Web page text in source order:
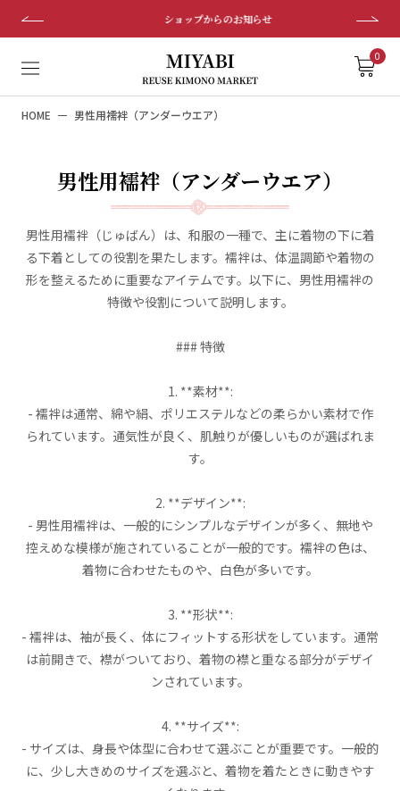
し
ショップからのお知らせ
0
HOME 男性用襦袢（アンダーウエア）
男性用襦袢（アンダーウエア）
男性用襦袢（じゅばん）は、和服の一種で、主に着物の下に着
る下着としての役割を果たします。襦袢は、体温調節や着物の
形を整えるために重要なアイテムです。以下に、男性用襦袢の
特徴や役割について説明します。
### 特徴
1. **素材**:
- 襦袢は通常、綿や絹、ポリエステルなどの柔らかい素材で作
られています。通気性が良く、肌触りが優しいものが選ばれま
す。
2. **デザイン**:
- 男性用襦袢は、一般的にシンプルなデザインが多く、無地や
控えめな模様が施されていることが一般的です。襦袢の色は、
着物に合わせたものや、白色が多いです。
3. **形状**:
- 襦袢は、袖が長く、体にフィットする形状をしています。通常
は前開きで、襟がついており、着物の襟と重なる部分がデザイ
ンされています。
4. **サイズ**:
- サイズは、身長や体型に合わせて選ぶことが重要です。一般的
に、少し大きめのサイズを選ぶと、着物を着たときに動きやす